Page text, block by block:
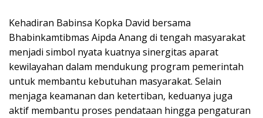
Kehadiran Babinsa Kopka David bersama
Bhabinkamtibmas Aipda Anang di tengah masyarakat
menjadi simbol nyata kuatnya sinergitas aparat
kewilayahan dalam mendukung program pemerintah
untuk membantu kebutuhan masyarakat. Selain
menjaga keamanan dan ketertiban, keduanya juga
aktif membantu proses pendataan hingga pengaturan